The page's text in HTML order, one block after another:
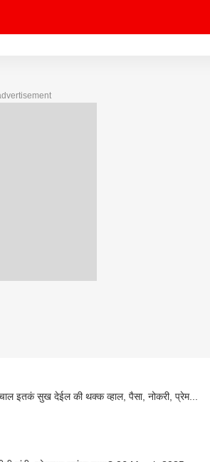
इतकं सुख देईल की थक्क व्हाल, पैसा, नोकरी, प्रेम...